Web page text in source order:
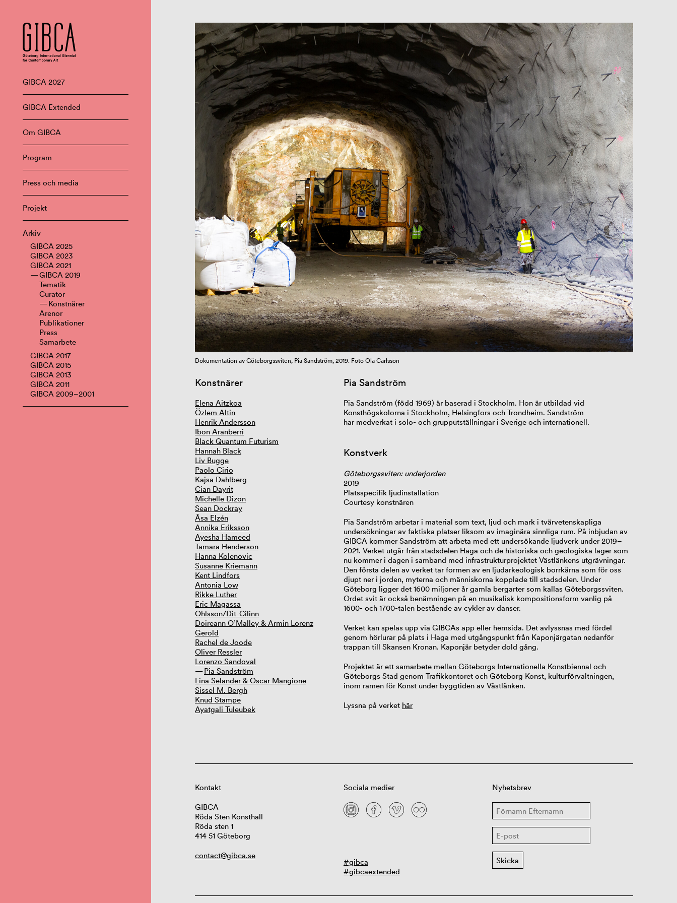
GIBCA 2027
GIBCA Extended
Om GIBCA
Program
Press och media
Projekt
Arkiv
GIBCA 2025
GIBCA 2023
GIBCA 2021
GIBCA 2019
Tematik
Curator
Konstnärer
Arenor
Publikationer
Press
Samarbete
GIBCA 2017
GIBCA 2015
GIBCA 2013
GIBCA 2011
GIBCA 2009–2001
Dokumentation av Göteborgssviten, Pia Sandström, 2019. Foto Ola Carlsson
Konstnärer
Elena Aitzkoa
Özlem Altin
Henrik Andersson
Ibon Aranberri
Black Quantum Futurism
Hannah Black
Liv Bugge
Paolo Cirio
Kajsa Dahlberg
Cian Dayrit
Michelle Dizon
Sean Dockray
Åsa Elzén
Annika Eriksson
Ayesha Hameed
Tamara Henderson
Hanna Kolenovic
Susanne Kriemann
Kent Lindfors
Antonia Low
Rikke Luther
Eric Magassa
Ohlsson/Dit-Cilinn
Doireann O’Malley & Armin Lorenz
Gerold
Rachel de Joode
Oliver Ressler
Lorenzo Sandoval
Pia Sandström
Lina Selander & Oscar Mangione
Sissel M. Bergh
Knud Stampe
Ayatgali Tuleubek
Pia Sandström
Pia Sandström (född 1969) är baserad i Stockholm. Hon är utbildad vid
Konsthögskolorna i Stockholm, Helsingfors och Trondheim. Sandström
har medverkat i solo- och grupputställningar i Sverige och internationell.
Konstverk
Göteborgssviten: underjorden
2019
Platsspecifik ljudinstallation
Courtesy konstnären
Pia Sandström arbetar i material som text, ljud och mark i tvärvetenskapliga
undersökningar av faktiska platser liksom av imaginära sinnliga rum. På inbjudan av
GIBCA kommer Sandström att arbeta med ett undersökande ljudverk under 2019–
2021. Verket utgår från stadsdelen Haga och de historiska och geologiska lager som
nu kommer i dagen i samband med infrastrukturprojektet Västlänkens utgrävningar.
Den första delen av verket tar formen av en ljudarkeologisk borrkärna som för oss
djupt ner i jorden, myterna och människorna kopplade till stadsdelen. Under
Göteborg ligger det 1600 miljoner år gamla bergarter som kallas Göteborgssviten.
Ordet svit är också benämningen på en musikalisk kompositionsform vanlig på
1600- och 1700-talen bestående av cykler av danser.
Verket kan spelas upp via GIBCAs app eller hemsida. Det avlyssnas med fördel
genom hörlurar på plats i Haga med utgångspunkt från Kaponjärgatan nedanför
trappan till Skansen Kronan. Kaponjär betyder dold gång.
Projektet är ett samarbete mellan Göteborgs Internationella Konstbiennal och
Göteborgs Stad genom Trafikkontoret och Göteborg Konst, kulturförvaltningen,
inom ramen för Konst under byggtiden av Västlänken.
Lyssna på verket här
Kontakt
GIBCA
Röda Sten Konsthall
Röda sten 1
414 51 Göteborg
contact@gibca.se
Sociala medier
#gibca
#gibcaextended
Nyhetsbrev